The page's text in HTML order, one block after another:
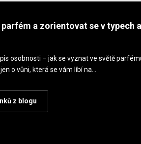
a zorientovat se v typech a
osobnosti – jak se vyznat ve světě
o vůni, která se vám líbí na…
z blogu